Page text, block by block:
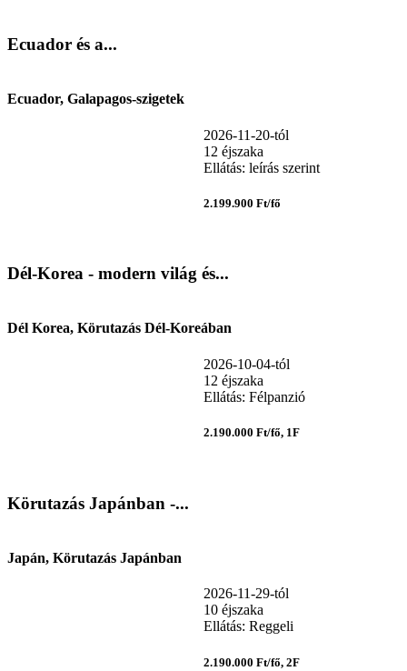
Ecuador és a...
Ecuador, Galapagos-szigetek
2026-11-20-tól
12 éjszaka
Ellátás: leírás szerint
2.199.900 Ft/fő
Dél-Korea - modern világ és...
Dél Korea, Körutazás Dél-Koreában
2026-10-04-tól
12 éjszaka
Ellátás: Félpanzió
2.190.000 Ft/fő, 1F
Körutazás Japánban -...
Japán, Körutazás Japánban
2026-11-29-tól
10 éjszaka
Ellátás: Reggeli
2.190.000 Ft/fő, 2F